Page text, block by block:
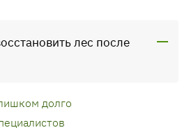
лес после
долго